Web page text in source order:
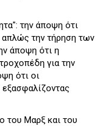
την άποψη ότι
απλώς την τήρηση των
άποψη ότι η
για την
ότι οι
του Μαρξ και του